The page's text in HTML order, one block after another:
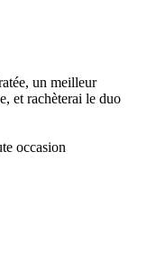
un meilleur
et rachèterai le duo
occasion